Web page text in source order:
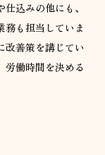
込みの他にも、
務も担当していま
改善策を講じてい
労働時間を決める